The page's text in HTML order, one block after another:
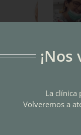
en el
®
Joan
La clínica
Volveremos a